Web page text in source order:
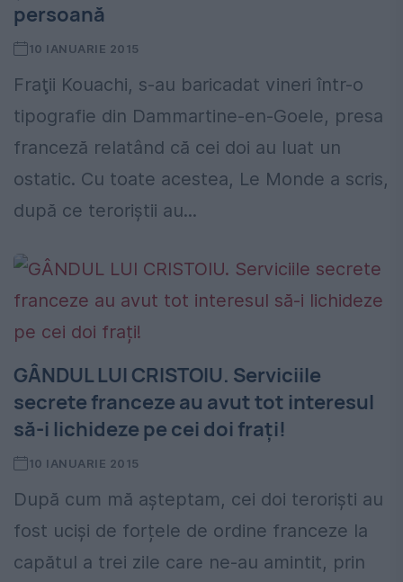
persoană
10 IANUARIE 2015
Fraţii Kouachi, s-au baricadat vineri într-o
tipografie din Dammartine-en-Goele, presa
franceză relatând că cei doi au luat un
ostatic. Cu toate acestea, Le Monde a scris,
după ce teroriştii au...
GÂNDUL LUI CRISTOIU. Serviciile
secrete franceze au avut tot interesul
să-i lichideze pe cei doi frați!
10 IANUARIE 2015
După cum mă așteptam, cei doi teroriști au
fost uciși de forțele de ordine franceze la
capătul a trei zile care ne-au amintit, prin